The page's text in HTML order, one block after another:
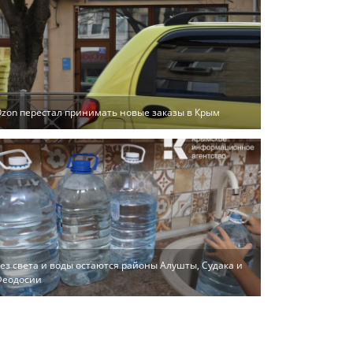
перестал принимать новые заказы в Крым
света и воды остаются районы Алушты, Судака и